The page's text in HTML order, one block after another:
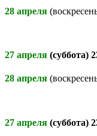
28 апреля
27 апреля (суббота)
28 апреля
27 апреля (суббота)